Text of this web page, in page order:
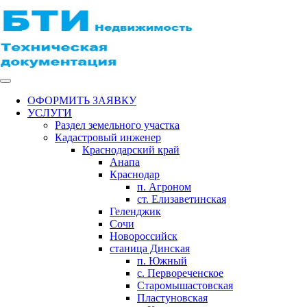
ОФОРМИТЬ ЗАЯВКУ
УСЛУГИ
Раздел земельного участка
Кадастровый инженер
Краснодарский край
Анапа
Краснодар
п. Агроном
ст. Елизаветинская
Геленджик
Сочи
Новороссийск
станица Динская
п. Южный
с. Первореченское
Старомышастовская
Пластуновская